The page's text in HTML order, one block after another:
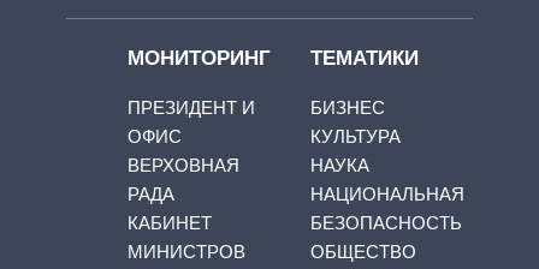
МОНИТОРИНГ
ПРЕЗИДЕНТ И
ОФИС
ВЕРХОВНАЯ
РАДА
КАБИНЕТ
МИНИСТРОВ
ТЕМАТИКИ
БИЗНЕС
КУЛЬТУРА
НАУКА
НАЦИОНАЛЬНАЯ
БЕЗОПАСНОСТЬ
ОБЩЕСТВО